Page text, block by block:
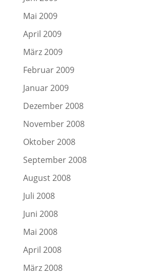
Mai 2009
April 2009
März 2009
Februar 2009
Januar 2009
Dezember 2008
November 2008
Oktober 2008
September 2008
August 2008
Juli 2008
Juni 2008
Mai 2008
April 2008
März 2008